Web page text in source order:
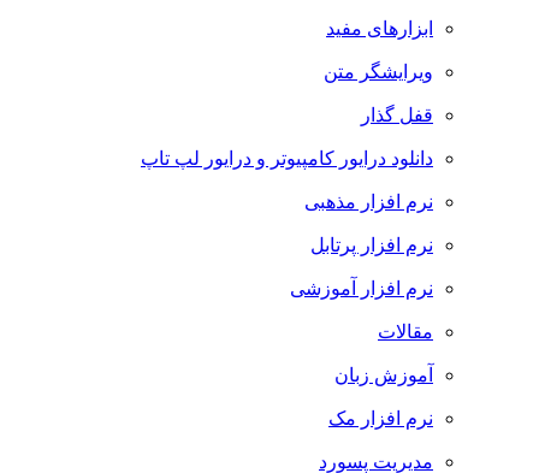
ابزارهای مفید
ویرایشگر متن
قفل گذار
دانلود درایور کامپیوتر و درایور لپ تاپ
نرم افزار مذهبی
نرم افزار پرتابل
نرم افزار آموزشی
مقالات
آموزش زبان
نرم افزار مک
مدیریت پسورد